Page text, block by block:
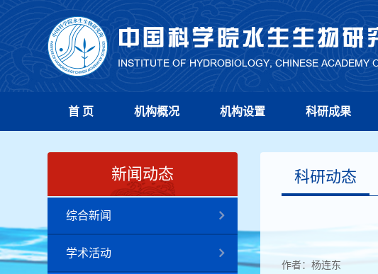
首 页 机构概况 机构设置 科研成果
新闻动态
综合新闻
学术活动
科研动态
作者：杨连东